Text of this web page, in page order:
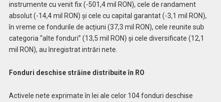
instrumente cu venit fix (-501,4 mil RON), cele de randament
absolut (-14,4 mil RON) și cele cu capital garantat (-3,1 mil RON),
în vreme ce fondurile de acțiuni (37,3 mil RON), cele reunite sub
categoria “alte fonduri” (13,5 mil RON) și cele diversificate (12,1
mil RON), au înregistrat intrări nete.
Fonduri deschise străine distribuite în RO
Activele nete exprimate în lei ale celor 104 fonduri deschise